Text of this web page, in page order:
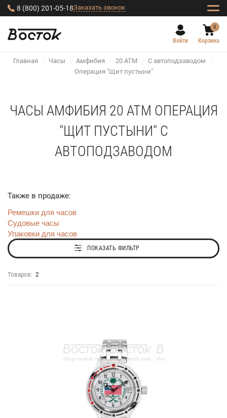
8 (800) 201-05-18Заказать звонок
Войти
0
Корзина
Главная / Часы / Амфибия / 20 АТМ / С автоподзаводом
/
Операция "Щит пустыни"
ЧАСЫ АМФИБИЯ 20 АТМ ОПЕРАЦИЯ
"ЩИТ ПУСТЫНИ" С
АВТОПОДЗАВОДОМ
Также в продаже:
Ремешки для часов
Судовые часы
Упаковки для часов
ПОКАЗАТЬ ФИЛЬТР
Товаров: 2